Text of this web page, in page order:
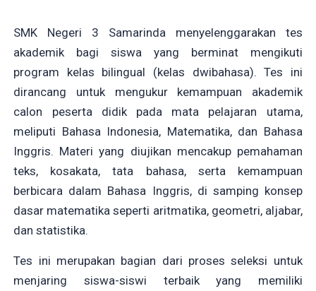
SMK Negeri 3 Samarinda menyelenggarakan tes
akademik bagi siswa yang berminat mengikuti
program kelas bilingual (kelas dwibahasa). Tes ini
dirancang untuk mengukur kemampuan akademik
calon peserta didik pada mata pelajaran utama,
meliputi Bahasa Indonesia, Matematika, dan Bahasa
Inggris. Materi yang diujikan mencakup pemahaman
teks, kosakata, tata bahasa, serta kemampuan
berbicara dalam Bahasa Inggris, di samping konsep
dasar matematika seperti aritmatika, geometri, aljabar,
dan statistika.
Tes ini merupakan bagian dari proses seleksi untuk
menjaring siswa-siswi terbaik yang memiliki